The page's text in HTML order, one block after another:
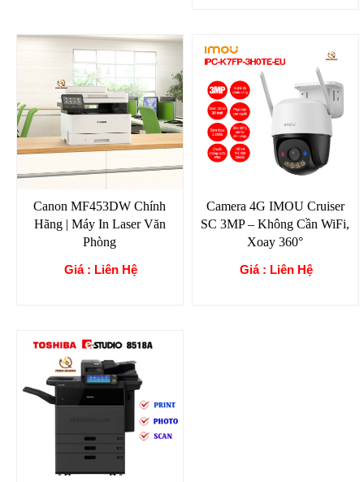
Canon MF453DW Chính
Hãng | Máy In Laser Văn
Phòng
Giá : Liên Hệ
Camera 4G IMOU Cruiser
SC 3MP – Không Cần WiFi,
Xoay 360°
Giá : Liên Hệ